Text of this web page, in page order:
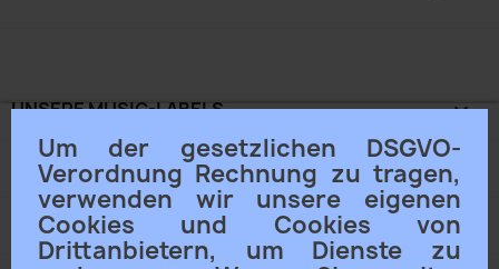
Um der gesetzlichen DSGVO-
Verordnung Rechnung zu tragen,
verwenden wir unsere eigenen
Cookies und Cookies von
Drittanbietern, um Dienste zu
UNSERE MUSIC-LABELS 
ACAMA® KLANGSCHALEN 
UNTERNEHMEN 